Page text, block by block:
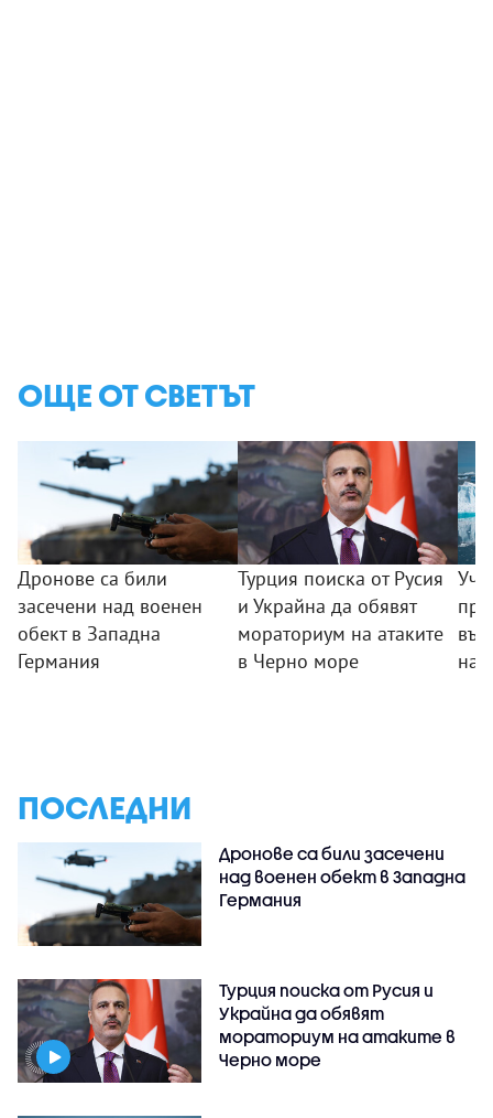
ОЩЕ ОТ СВЕТЪТ
Дронове са били
засечени над военен
обект в Западна
Германия
Турция поиска от Русия
и Украйна да обявят
мораториум на атаките
в Черно море
на
ПОСЛЕДНИ
Дронове са били засечени
над военен обект в Западна
Германия
Турция поиска от Русия и
Украйна да обявят
мораториум на атаките в
Черно море